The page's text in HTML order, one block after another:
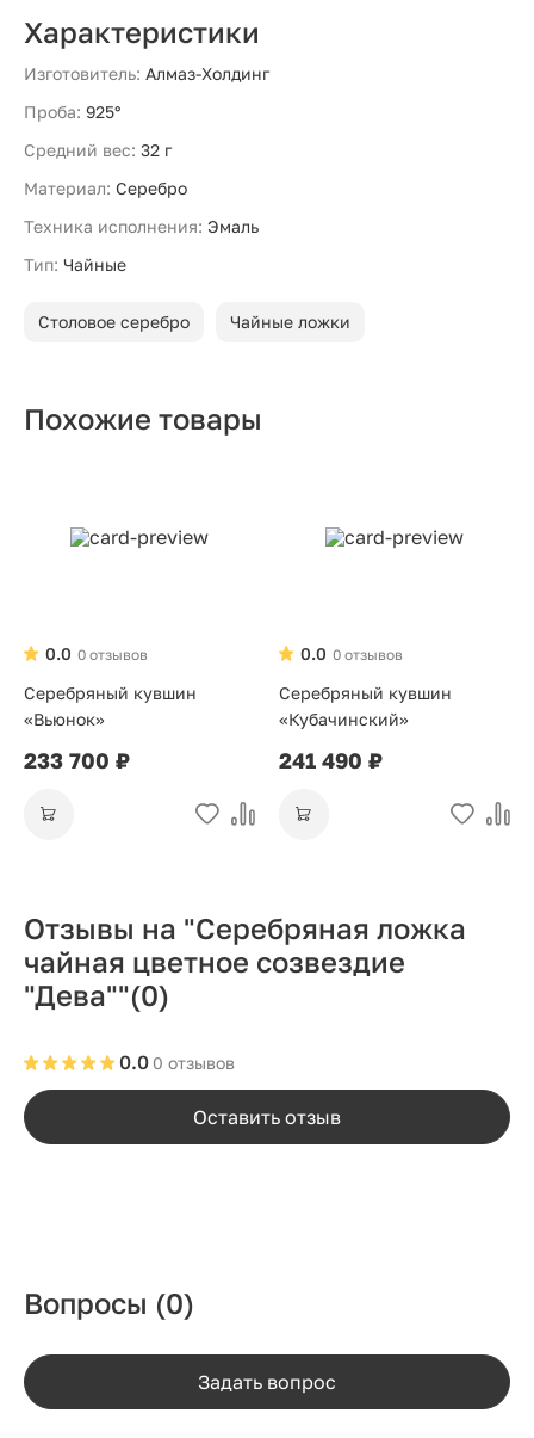
Характеристики
Изготовитель: Алмаз-Холдинг
Проба: 925°
Средний вес: 32 г
Материал: Серебро
Техника исполнения: Эмаль
Тип: Чайные
Столовое серебро Чайные ложки
Похожие товары
0 отзывов
0.0
Серебряный кувшин
«Вьюнок»
233 700 ₽
0 отзывов
0.0
Серебряный кувшин
«Кубачинский»
241 490 ₽
Отзывы на "Серебряная ложка
чайная цветное созвездие
"Дева""(0)
0 отзывов
0.0
Оставить отзыв
Вопросы (0)
Задать вопрос